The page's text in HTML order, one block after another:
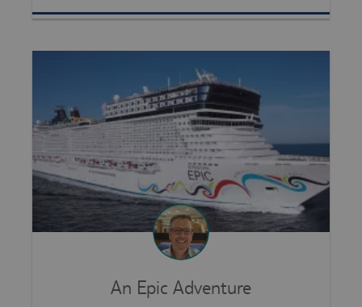
An Epic Adventure